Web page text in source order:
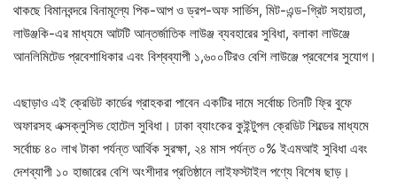
থাকছে বিমানবন্দরে বিনামূল্যে পিক-আপ ও ড্রপ-অফ সার্ভিস, মিট-এন্ড-গ্রিট সহায়তা,
লাউঞ্জকি-এর মাধ্যমে আটটি আন্তর্জাতিক লাউঞ্জ ব্যবহারের সুবিধা, বলাকা লাউঞ্জে
আনলিমিটেড প্রবেশাধিকার এবং বিশ্বব্যাপী ১,৬০০টিরও বেশি লাউঞ্জে প্রবেশের সুযোগ।
এছাড়াও এই ক্রেডিট কার্ডের গ্রাহকরা পাবেন একটির দামে সর্বোচ্চ তিনটি ফ্রি বুফে
অফারসহ এক্সক্লুসিভ হোটেল সুবিধা। ঢাকা ব্যাংকের কুইন্টুপল ক্রেডিট শিল্ডের মাধ্যমে
সর্বোচ্চ ৪০ লাখ টাকা পর্যন্ত আর্থিক সুরক্ষা, ২৪ মাস পর্যন্ত ০% ইএমআই সুবিধা এবং
দেশব্যাপী ১০ হাজারের বেশি অংশীদার প্রতিষ্ঠানে লাইফস্টাইল পণ্যে বিশেষ ছাড়।